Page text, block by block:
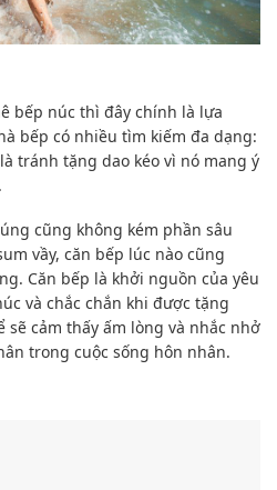
bếp núc thì đây chính là lựa
bếp có nhiều tìm kiếm đa dạng:
tránh tặng dao kéo vì nó mang ý
cũng không kém phần sâu
vầy, căn bếp lúc nào cũng
Căn bếp là khởi nguồn của yêu
và chắc chắn khi được tặng
sẽ cảm thấy ấm lòng và nhắc nhở
trong cuộc sống hôn nhân.